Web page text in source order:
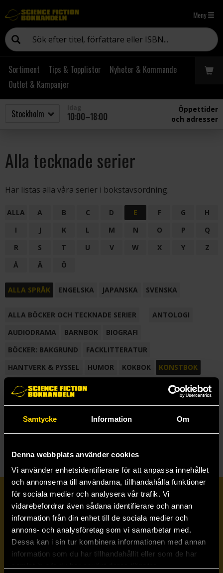
Samtycke Information Om
Denna webbplats använder cookies
Vi använder enhetsidentifierare för att anpassa innehållet
och annonserna till användarna, tillhandahålla funktioner
för sociala medier och analysera vår trafik. Vi
vidarebefordrar även sådana identifierare och annan
information från din enhet till de sociala medier och
annons- och analysföretag som vi samarbetar med.
Dessa kan i sin tur kombinera informationen med annan
information som du har tillhandahållit eller som de har
Meny
Sortiment Tips & Topplistor
Nyheter & Kommande
Outlet & Kampanjer
10:00–18:00
Öppettider
och adresser
Alla tecknade serier
Här listas alla våra serier i bokstavsordning.
ALLA A B C D E F G
H
I
J K L M N O P
Q
R
S T U V W X Y
Z
Å
Ä Ö
ALLA SPRÅK ENGELSKA JAPANSKA SVENSKA
ALLA BÖCKER OCH TECKNADE SERIER
ANTOLOGI
AUDIODRAMA
BARNBOK
BIOGRAFI
BÖCKER: BAKGRUND
FACKLITTERATUR
HANTVERK & PYSSEL
HUMOR KOKBOK
KONSTBOK
KORTROMAN
LÄROBOK
NOVELL
SAMLINGSVOLYM
TECKNA & MÅLA TECKNAD SERIE
Prenumerera på vårt nyhetsbrev
Veckobrevet
Skicka